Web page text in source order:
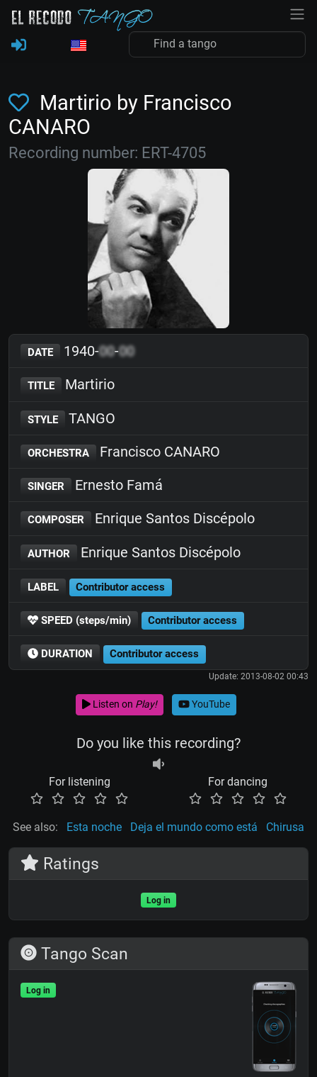
Martirio by Francisco
CANARO
Recording number: ERT-4705
DATE 1940-00-00
TITLE Martirio
STYLE TANGO
ORCHESTRA Francisco CANARO
SINGER Ernesto Famá
COMPOSER Enrique Santos Discépolo
AUTHOR Enrique Santos Discépolo
LABEL Contributor access
SPEED (steps/min) Contributor access
DURATION Contributor access
Update: 2013-08-02 00:43
Listen on Play! YouTube
Do you like this recording?
For listening For dancing
See also: Esta noche Deja el mundo como está Chirusa
Ratings
Log in
Tango Scan
Log in